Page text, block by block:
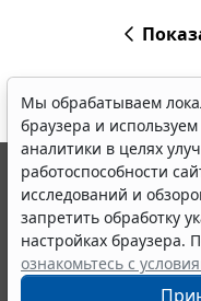
Мы обрабатываем
браузера и
аналитики в целях
работоспособности
исследований и
запретить обработку
настройках браузера.
ознакомьтесь с
© ООО "НПП "ГАРАНТ-
выпускается с 1990
являются участниками
информации ГАРАНТ.
Портал ГАРАНТ.РУ